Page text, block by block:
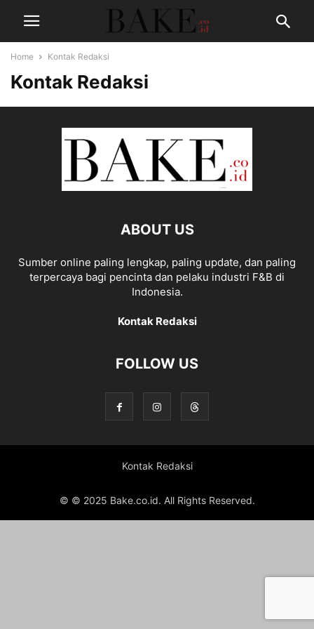
Home Kontak Redaksi
Kontak Redaksi
ABOUT US
Sumber online paling lengkap, paling update, dan paling
terpercaya bagi pencinta dan pelaku industri F&B di
Indonesia.
Kontak Redaksi
FOLLOW US
Kontak Redaksi
© © 2025 Bake.co.id. All Rights Reserved.